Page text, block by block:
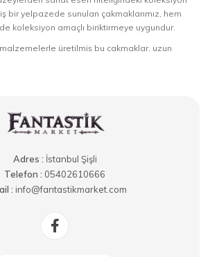
bir yelpazede sunulan çakmaklarımız, hem
koleksiyon amaçlı biriktirmeye uygundur.
üretilmiş bu çakmaklar, uzun
Adres : İstanbul Şişli
Telefon : 05402610666
: info@fantastikmarket.com